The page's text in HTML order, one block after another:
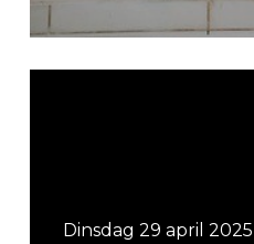
Dinsdag 29 april 2025